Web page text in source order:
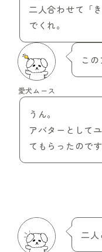
二人合わせて「
でくれ。
愛犬ムース
こ
うん。
アバターとして
てもらったのです
二人